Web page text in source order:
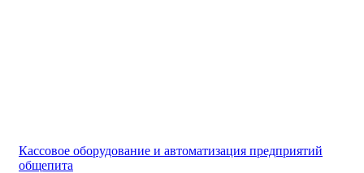
Кассовое оборудование и автоматизация предприятий
общепита